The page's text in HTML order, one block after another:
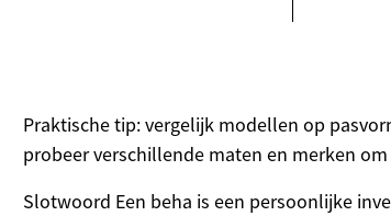
Praktische tip: vergelijk modellen op
probeer verschillende maten en merken
Slotwoord Een beha is een persoonlijke